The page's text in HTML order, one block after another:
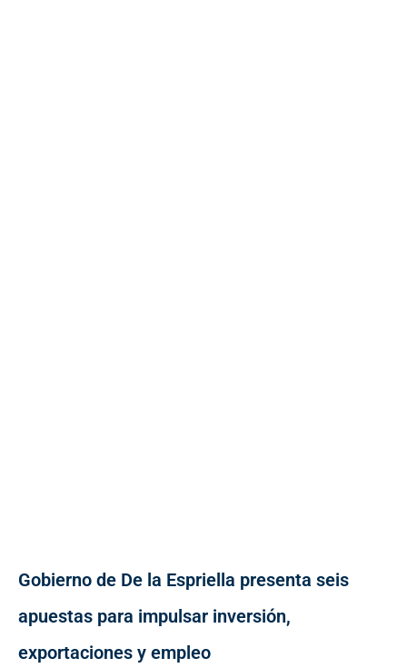
Gobierno de De la Espriella presenta seis
apuestas para impulsar inversión,
exportaciones y empleo